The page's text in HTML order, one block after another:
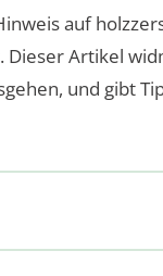
auf
Dieser Artikel
und gibt